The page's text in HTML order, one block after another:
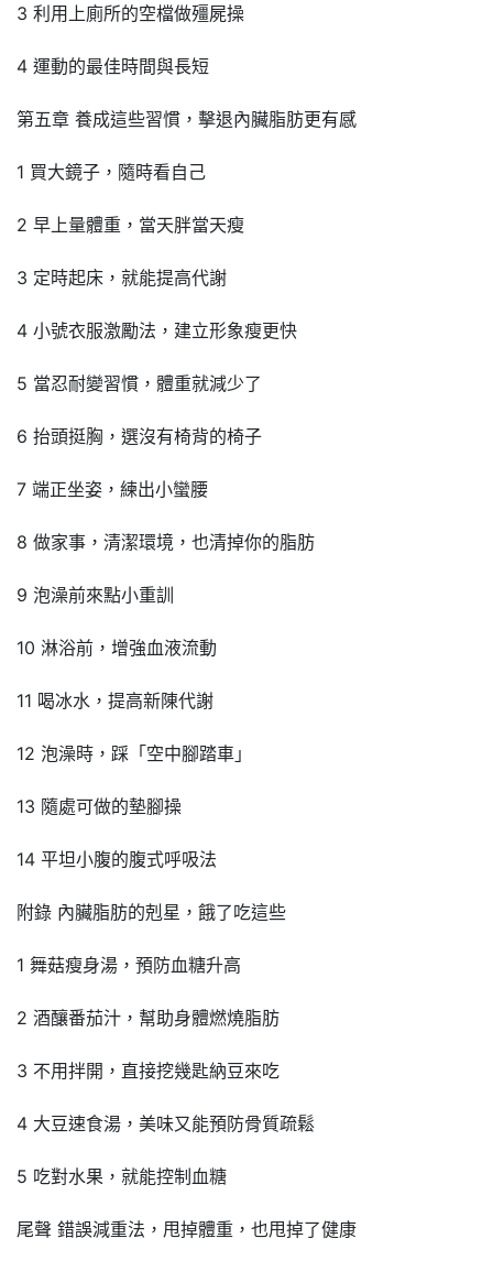
3 利用上廁所的空檔做殭屍操
4 運動的最佳時間與長短
第五章 養成這些習慣，擊退內臟脂肪更有感
1 買大鏡子，隨時看自己
2 早上量體重，當天胖當天瘦
3 定時起床，就能提高代謝
4 小號衣服激勵法，建立形象瘦更快
5 當忍耐變習慣，體重就減少了
6 抬頭挺胸，選沒有椅背的椅子
7 端正坐姿，練出小蠻腰
8 做家事，清潔環境，也清掉你的脂肪
9 泡澡前來點小重訓
10 淋浴前，增強血液流動
11 喝冰水，提高新陳代謝
12 泡澡時，踩「空中腳踏車」
13 隨處可做的墊腳操
14 平坦小腹的腹式呼吸法
附錄 內臟脂肪的剋星，餓了吃這些
1 舞菇瘦身湯，預防血糖升高
2 酒釀番茄汁，幫助身體燃燒脂肪
3 不用拌開，直接挖幾匙納豆來吃
4 大豆速食湯，美味又能預防骨質疏鬆
5 吃對水果，就能控制血糖
尾聲 錯誤減重法，甩掉體重，也甩掉了健康